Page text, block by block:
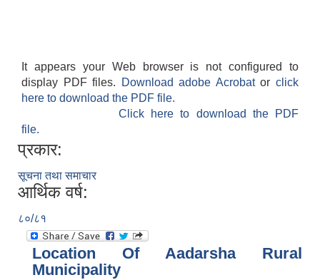
It appears your Web browser is not configured to
display PDF files.
Download adobe Acrobatorclick
here to download the PDF file.
Click here to download the PDF
file.
प्रकार:
सूचना तथा समाचार
आर्थिक वर्ष:
८०/८१
Location Of Aadarsha Rural
Municipality